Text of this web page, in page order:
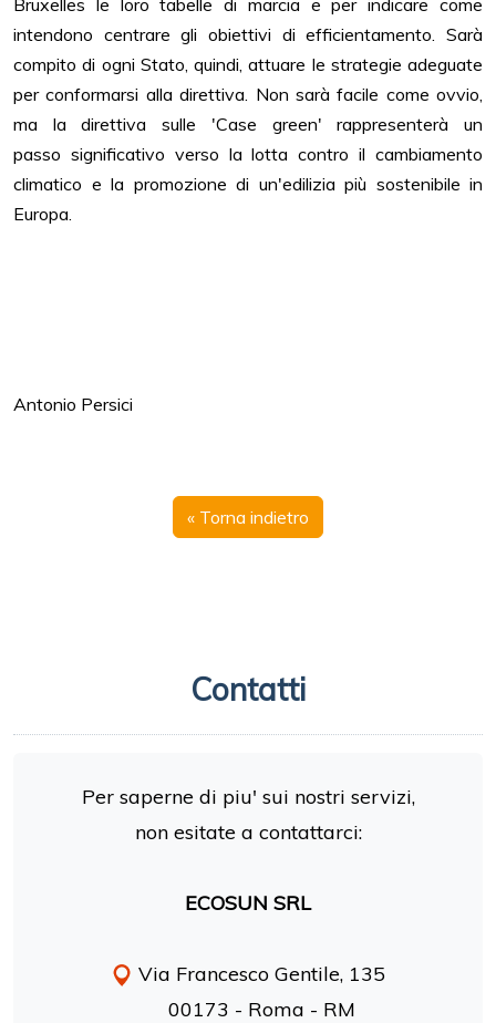
Bruxelles le loro tabelle di marcia e per indicare come
intendono centrare gli obiettivi di efficientamento. Sarà
compito di ogni Stato, quindi, attuare le strategie adeguate
per conformarsi alla direttiva. Non sarà facile come ovvio,
ma la direttiva sulle 'Case green' rappresenterà un
passo significativo verso la lotta contro il cambiamento
climatico e la promozione di un'edilizia più sostenibile in
Europa.
Antonio Persici
« Torna indietro
Contatti
Per saperne di piu' sui nostri servizi,
non esitate a contattarci:
ECOSUN SRL
Via Francesco Gentile, 135
00173 - Roma - RM